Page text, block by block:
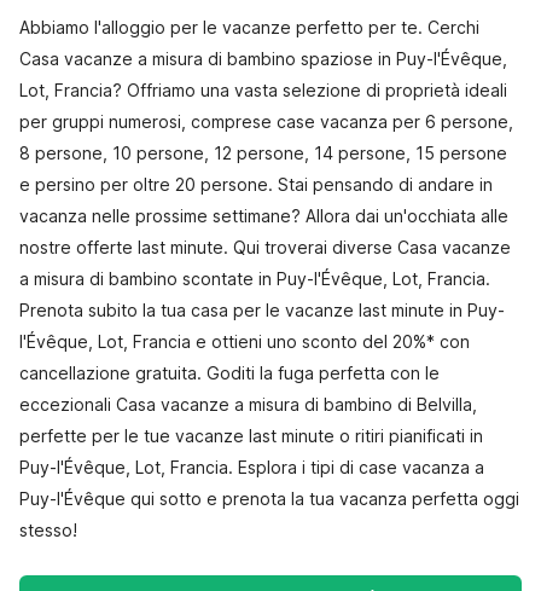
Abbiamo l'alloggio per le vacanze perfetto per te. Cerchi
Casa vacanze a misura di bambino spaziose in Puy-l'Évêque,
Lot, Francia? Offriamo una vasta selezione di proprietà ideali
per gruppi numerosi, comprese case vacanza per 6 persone,
8 persone, 10 persone, 12 persone, 14 persone, 15 persone
e persino per oltre 20 persone. Stai pensando di andare in
vacanza nelle prossime settimane? Allora dai un'occhiata alle
nostre offerte last minute. Qui troverai diverse Casa vacanze
a misura di bambino scontate in Puy-l'Évêque, Lot, Francia.
Prenota subito la tua casa per le vacanze last minute in Puy-
l'Évêque, Lot, Francia e ottieni uno sconto del 20%* con
cancellazione gratuita. Goditi la fuga perfetta con le
eccezionali Casa vacanze a misura di bambino di Belvilla,
perfette per le tue vacanze last minute o ritiri pianificati in
Puy-l'Évêque, Lot, Francia. Esplora i tipi di case vacanza a
Puy-l'Évêque qui sotto e prenota la tua vacanza perfetta oggi
stesso!